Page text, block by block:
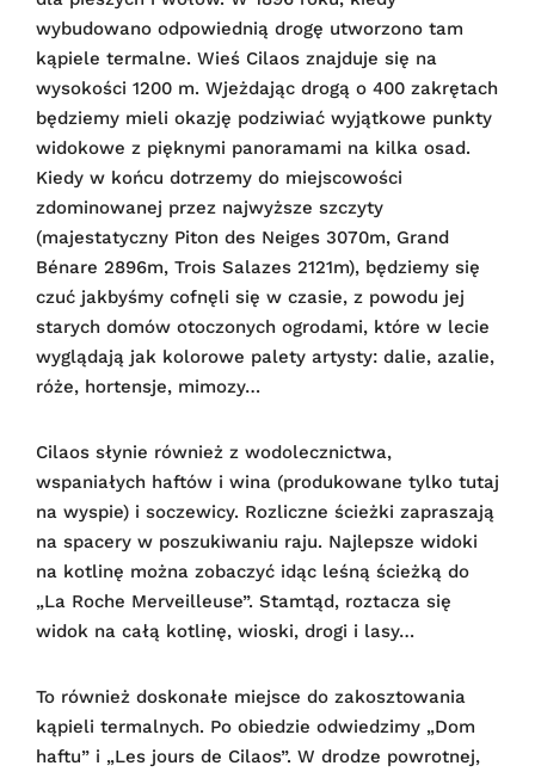
wybudowano odpowiednią drogę utworzono tam
kąpiele termalne. Wieś Cilaos znajduje się na
wysokości 1200 m. Wjeżdając drogą o 400 zakrętach
będziemy mieli okazję podziwiać wyjątkowe punkty
widokowe z pięknymi panoramami na kilka osad.
Kiedy w końcu dotrzemy do miejscowości
zdominowanej przez najwyższe szczyty
(majestatyczny Piton des Neiges 3070m, Grand
Bénare 2896m, Trois Salazes 2121m), będziemy się
czuć jakbyśmy cofnęli się w czasie, z powodu jej
starych domów otoczonych ogrodami, które w lecie
wyglądają jak kolorowe palety artysty: dalie, azalie,
róże, hortensje, mimozy…
Cilaos słynie również z wodolecznictwa,
wspaniałych haftów i wina (produkowane tylko tutaj
na wyspie) i soczewicy. Rozliczne ścieżki zapraszają
na spacery w poszukiwaniu raju. Najlepsze widoki
na kotlinę można zobaczyć idąc leśną ścieżką do
„La Roche Merveilleuse”. Stamtąd, roztacza się
widok na całą kotlinę, wioski, drogi i lasy…
To również doskonałe miejsce do ​​zakosztowania
kąpieli termalnych. Po obiedzie odwiedzimy „Dom
haftu” i „Les jours de Cilaos”. W drodze powrotnej,